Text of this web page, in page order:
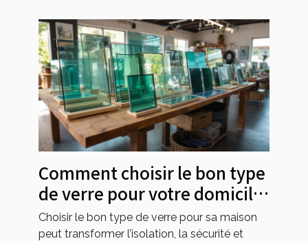
Comment choisir le bon type
de verre pour votre domicile
?
Choisir le bon type de verre pour sa maison
peut transformer l’isolation, la sécurité et